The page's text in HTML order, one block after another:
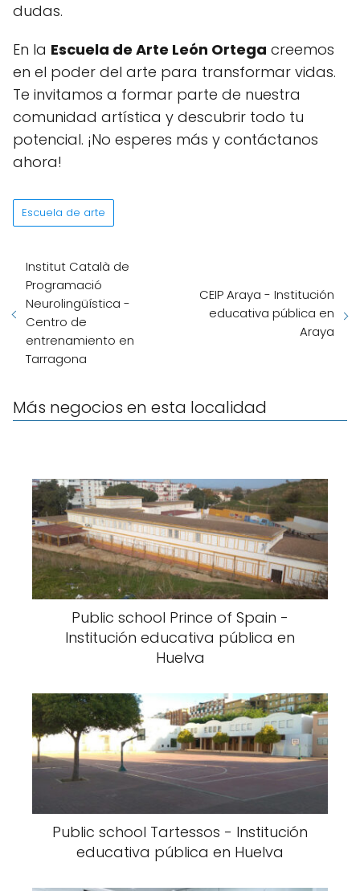
dudas.
En la Escuela de Arte León Ortega creemos
en el poder del arte para transformar vidas.
Te invitamos a formar parte de nuestra
comunidad artística y descubrir todo tu
potencial. ¡No esperes más y contáctanos
ahora!
Escuela de arte
Institut Català de
Programació
Neurolingüística -
Centro de
entrenamiento en
Tarragona
CEIP Araya - Institución
educativa pública en
Araya
Más negocios en esta localidad
Public school Prince of Spain -
Institución educativa pública en
Huelva
Public school Tartessos - Institución
educativa pública en Huelva